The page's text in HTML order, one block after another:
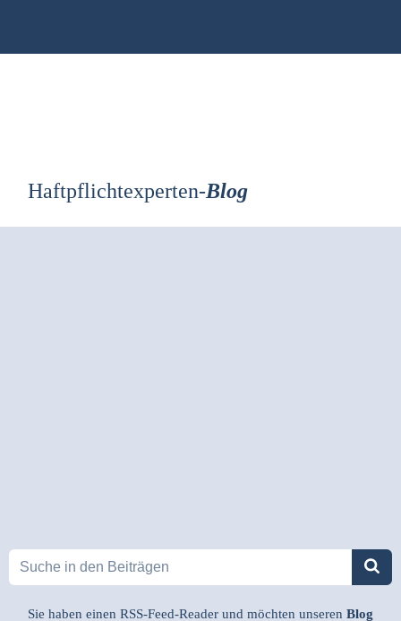
Haftpflichtexperten-Blog
Sie haben einen RSS-Feed-Reader und möchten unseren Blog